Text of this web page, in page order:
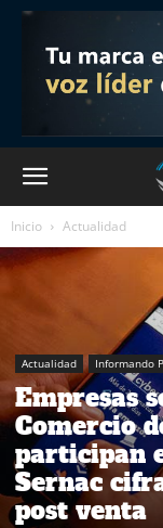
Inicio Actualidad
Actualidad Informando
Empresas
Comercio
participan
Sernac
post venta